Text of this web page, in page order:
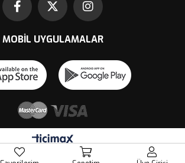
MOBIL UYGULAMALAR